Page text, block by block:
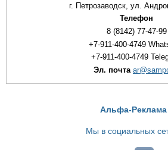
г. Петрозаводск, ул.
Телефон
8 (8142) 77-47-99
+7-911-400-4749
+7-911-400-4749
Эл. почта
Альфа-Реклама
Мы в социальных